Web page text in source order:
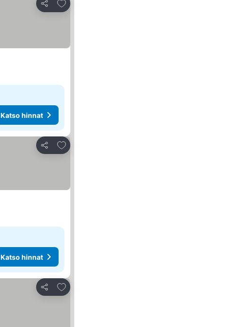
Jaa
Lisää suosikkeihin
Katso hinnat
Jaa
Lisää suosikkeihin
Katso hinnat
Jaa
Lisää suosikkeihin